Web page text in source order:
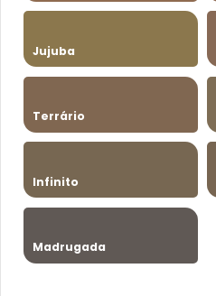
Jujuba
Terrário
Infinito
Madrugada